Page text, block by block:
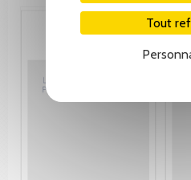
Tout